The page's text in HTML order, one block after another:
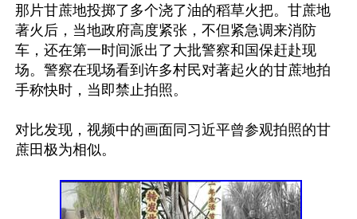
那片甘蔗地投掷了多个浇了油的稻草火把。甘蔗地
著火后，当地政府高度紧张，不但紧急调来消防
车，还在第一时间派出了大批警察和国保赶赴现
场。警察在现场看到许多村民对著起火的甘蔗地拍
手称快时，当即禁止拍照。
对比发现，视频中的画面同习近平曾参观拍照的甘
蔗田极为相似。